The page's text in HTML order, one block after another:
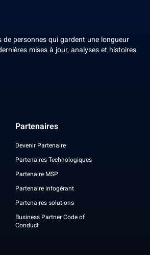
de personnes qui gardent une longueur
mises à jour, analyses et histoires
Partenaires
Devenir Partenaire
Partenaires Technologiques
Partenaire MSP
Partenaire infogérant
Partenaires solutions
Business Partner Code of
Conduct